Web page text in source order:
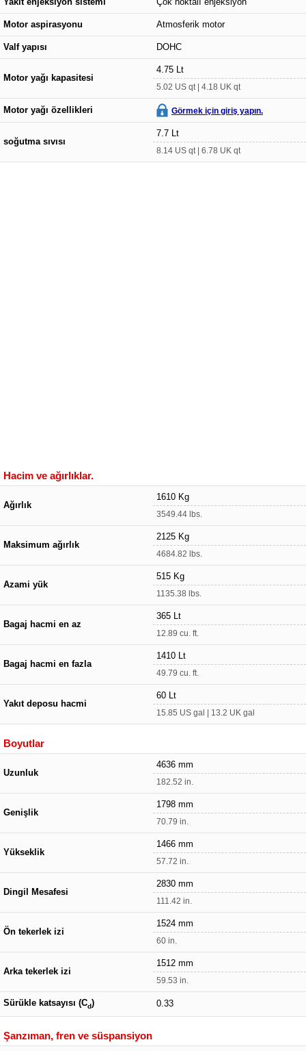
Motor aspirasyonu Atmosferik motor
Valf yapısı DOHC
Motor yağı kapasitesi
4.75 Lt
5.02 US qt | 4.18 UK qt
Motor yağı özellikleri Görmek için giriş yapın.
soğutma sıvısı
7.7 Lt
8.14 US qt | 6.78 UK qt
Hacim ve ağırlıklar.
Ağırlık
1610 Kg
3549.44 lbs.
Maksimum ağırlık
2125 Kg
4684.82 lbs.
Azami yük
515 Kg
1135.38 lbs.
Bagaj hacmi en az
365 Lt
12.89 cu. ft.
Bagaj hacmi en fazla
1410 Lt
49.79 cu. ft.
Yakıt deposu hacmi
60 Lt
15.85 US gal | 13.2 UK gal
Boyutlar
Uzunluk
4636 mm
182.52 in.
Genişlik
1798 mm
70.79 in.
Yükseklik
1466 mm
57.72 in.
Dingil Mesafesi
2830 mm
111.42 in.
Ön tekerlek izi
1524 mm
60 in.
Arka tekerlek izi
1512 mm
59.53 in.
Sürükle katsayısı (Cd) 0.33
Şanzıman, fren ve süspansiyon